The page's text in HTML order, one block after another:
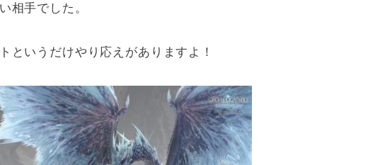
相手でした。
というだけやり応えがありますよ！